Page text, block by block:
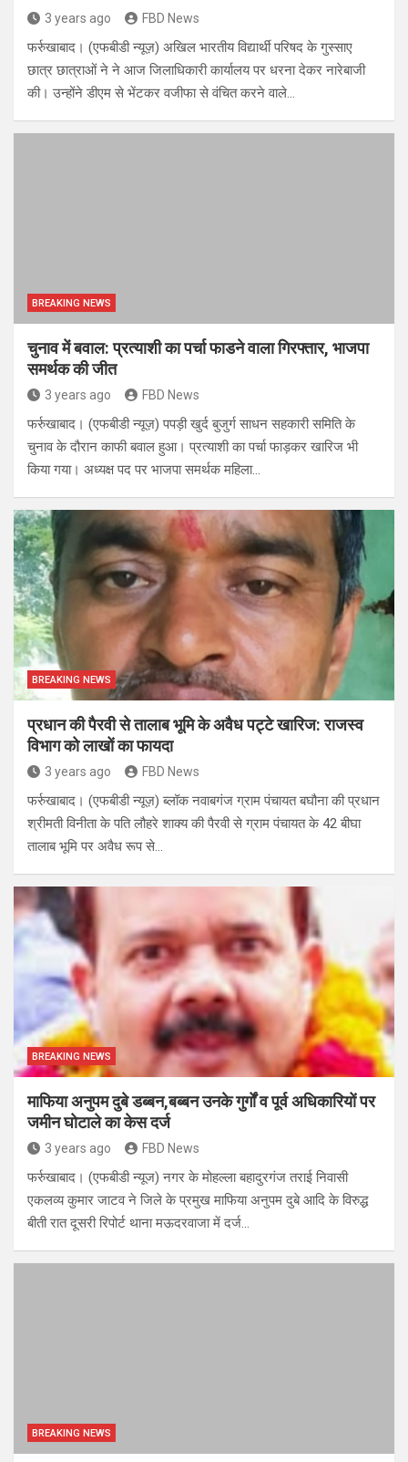
3 years ago FBD News
फर्रुखाबाद। (एफबीडी न्यूज़) अखिल भारतीय विद्यार्थी परिषद के गुस्साए
छात्र छात्राओं ने ने आज जिलाधिकारी कार्यालय पर धरना देकर नारेबाजी
की। उन्होंने डीएम से भेंटकर वजीफा से वंचित करने वाले…
BREAKING NEWS
चुनाव में बवाल: प्रत्याशी का पर्चा फाडने वाला गिरफ्तार, भाजपा
समर्थक की जीत
3 years ago FBD News
फर्रुखाबाद। (एफबीडी न्यूज़) पपड़ी खुर्द बुजुर्ग साधन सहकारी समिति के
चुनाव के दौरान काफी बवाल हुआ। प्रत्याशी का पर्चा फाड़कर खारिज भी
किया गया। अध्यक्ष पद पर भाजपा समर्थक महिला…
BREAKING NEWS
प्रधान की पैरवी से तालाब भूमि के अवैध पट्टे खारिज: राजस्व
विभाग को लाखों का फायदा
3 years ago FBD News
फर्रुखाबाद। (एफबीडी न्यूज़) ब्लॉक नवाबगंज ग्राम पंचायत बघौना की प्रधान
श्रीमती विनीता के पति लौहरे शाक्य की पैरवी से ग्राम पंचायत के 42 बीघा
तालाब भूमि पर अवैध रूप से…
BREAKING NEWS
माफिया अनुपम दुबे डब्बन,बब्बन उनके गुर्गों व पूर्व अधिकारियों पर
जमीन घोटाले का केस दर्ज
3 years ago FBD News
फर्रुखाबाद। (एफबीडी न्यूज) नगर के मोहल्ला बहादुरगंज तराई निवासी
एकलव्य कुमार जाटव ने जिले के प्रमुख माफिया अनुपम दुबे आदि के विरुद्ध
बीती रात दूसरी रिपोर्ट थाना मऊदरवाजा में दर्ज…
BREAKING NEWS